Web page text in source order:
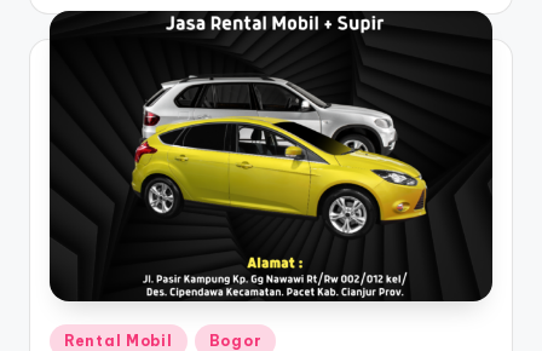
Posted
Rental Mobil Bogor